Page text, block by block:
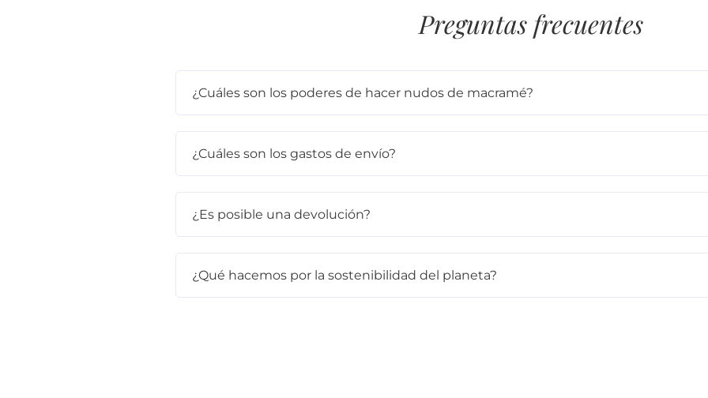
Preguntas frecuentes
¿Cuáles son los poderes de hacer nudos de macramé?
¿Cuáles son los gastos de envío?
¿Es posible una devolución?
¿Qué hacemos por la sostenibilidad del planeta?